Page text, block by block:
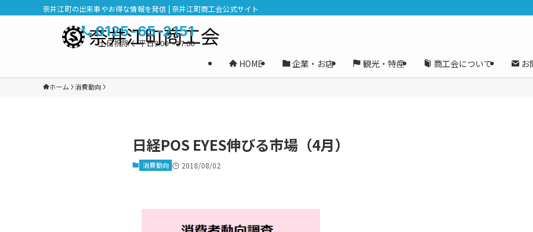
奈井江町の出来事やお得な情報を発信 | 奈井江町商工会公式サイト
HOME 企業・お店 観光・特産 商工会について お
0125-65-2151
土日祝除く 平日9:00～17:00
ホーム 消費動向
日経POS EYES伸びる市場（4月）
消費動向 2018/08/02